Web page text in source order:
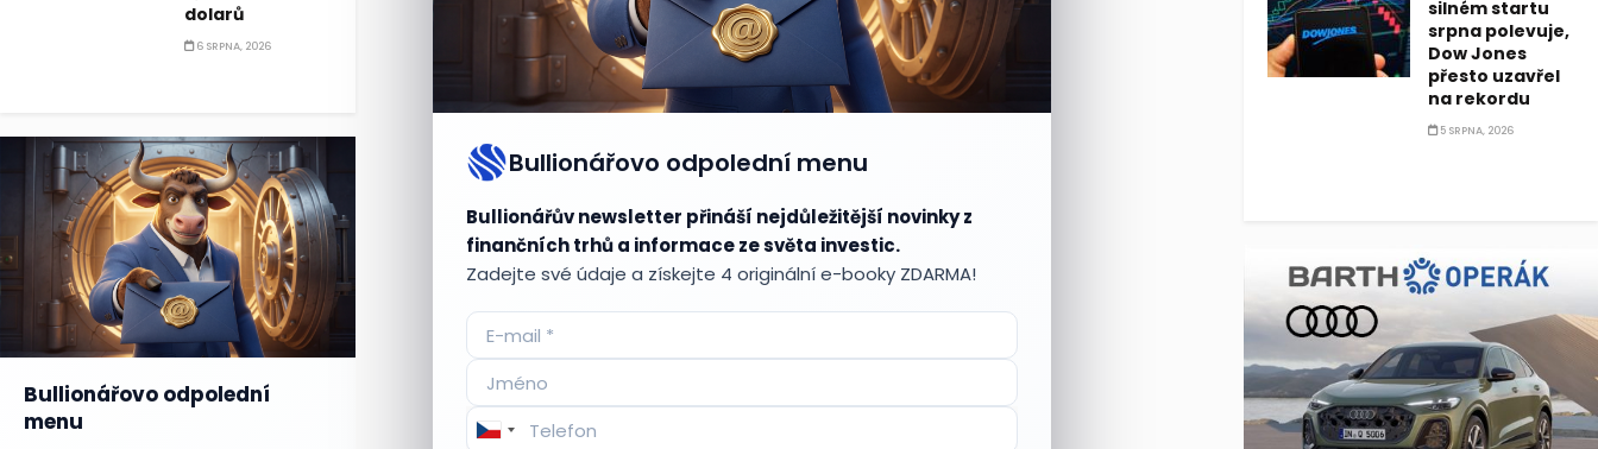
Bullionářovo odpolední menu
Bullionářův newsletter přináší nejdůležitější novinky z
finančních trhů a informace ze světa investic.
Zadejte své údaje a získejte 4 originální e-booky ZDARMA!
dolarů
6 SRPNA, 2026
Bullionářovo odpolední
menu
silném startu
srpna polevuje,
Dow Jones
přesto uzavřel
na rekordu
5 SRPNA, 2026